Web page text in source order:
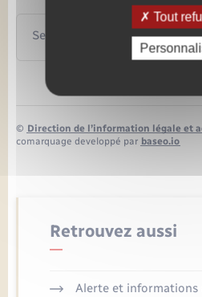
Services en ligne et
© Direction de l’information légale et
comarquage developpé par baseo.io
Retrouvez aussi
Alerte et
Tout